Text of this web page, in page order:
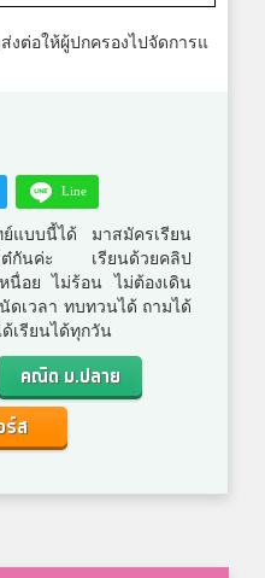
ต่อให้ผู้ปกครองไปจัดการแ
Line
แบบนี้ได้ มาสมัครเรียน
ต๋กันค่ะ เรียนด้วยคลิป
นื่อย ไม่ร้อน ไม่ต้องเดิน
ดเวลา ทบทวนได้ ถามได้
เรียนได้ทุกวัน
คณิต ม.ปลาย
ร์ส